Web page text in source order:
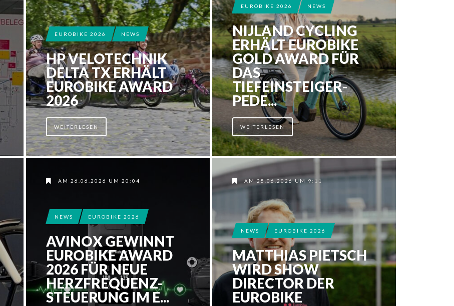
EUROBIKE 2026 NEWS
HP VELOTECHNIK
DELTA TX ERHÄLT
EUROBIKE AWARD
2026
WEITERLESEN
EUROBIKE 2026 NEWS
NIJLAND CYCLING
ERHÄLT EUROBIKE
GOLD AWARD FÜR
DAS
TIEFEINSTEIGER-
PEDE...
WEITERLESEN
AM 26.06.2026 UM 20:04
NEWS EUROBIKE 2026
AVINOX GEWINNT
EUROBIKE AWARD
2026 FÜR NEUE
HERZFREQUENZ-
STEUERUNG IM E...
AM 25.06.2026 UM 9:11
NEWS EUROBIKE 2026
MATTHIAS PIETSCH
WIRD SHOW
DIRECTOR DER
EUROBIKE